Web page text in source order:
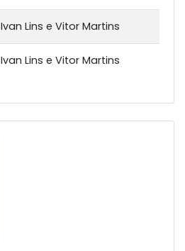
Ivan Lins e Vitor Martins
Ivan Lins e Vitor Martins